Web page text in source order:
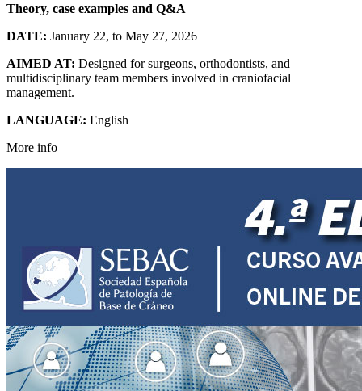
Theory, case examples and Q&A
DATE: January 22, to May 27, 2026
AIMED AT: Designed for surgeons, orthodontists, and
multidisciplinary team members involved in craniofacial
management.
LANGUAGE: English
More info